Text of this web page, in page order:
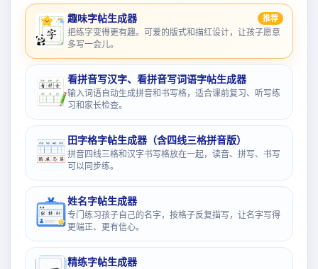
趣味字帖生成器 推荐
把练字变得更有趣。可爱的版式和描红设计，让孩子愿意
多写一会儿。
看拼音写汉字、看拼音写词语字帖生成器
输入词语自动生成拼音和书写格，适合课前复习、听写练
习和家长检查。
田字格字帖生成器（含四线三格拼音版）
拼音四线三格和汉字书写格放在一起，读音、拼写、书写
可以同步练。
姓名字帖生成器
专门练习孩子自己的名字，按格子反复描写，让名字写得
更端正、更有信心。
精练字帖生成器